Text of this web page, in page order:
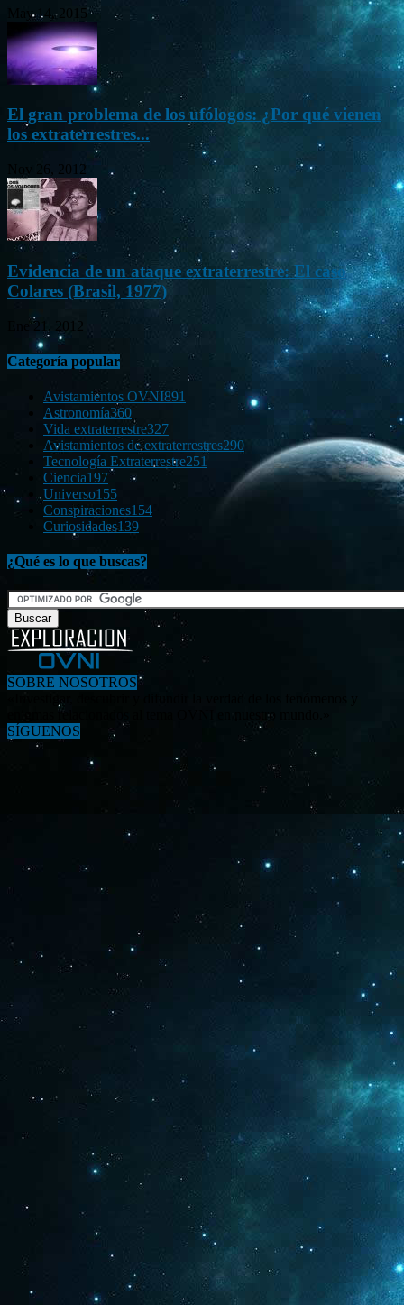
May 14, 2015
El gran problema de los ufólogos: ¿Por qué vienen
los extraterrestres...
Nov 26, 2012
Evidencia de un ataque extraterrestre: El caso
Colares (Brasil, 1977)
Ene 21, 2012
Categoría popular
Avistamientos OVNI891
Astronomía360
Vida extraterrestre327
Avistamientos de extraterrestres290
Tecnología Extraterrestre251
Ciencia197
Universo155
Conspiraciones154
Curiosidades139
¿Qué es lo que buscas?
SOBRE NOSOTROS
enigmas relacionados al tema OVNI en nuestro mundo.»
SÍGUENOS